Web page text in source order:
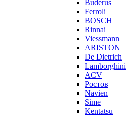
Buderus
Ferroli
BOSCH
Rinnai
Viessmann
ARISTON
De Dietrich
Lamborghini
ACV
Ростов
Navien
Sime
Kentatsu